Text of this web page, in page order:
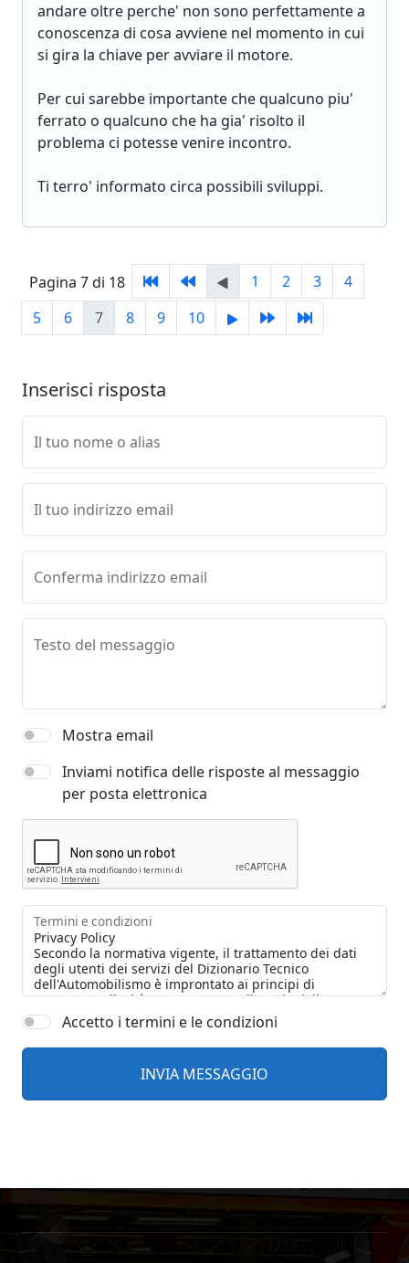
andare oltre perche' non sono perfettamente a
conoscenza di cosa avviene nel momento in cui
si gira la chiave per avviare il motore.
Per cui sarebbe importante che qualcuno piu'
ferrato o qualcuno che ha gia' risolto il
problema ci potesse venire incontro.
Ti terro' informato circa possibili sviluppi.
Pagina 7 di 18 1 2 3
4
5
6 7 8 9 10
Inserisci risposta
Il tuo nome o alias
Il tuo indirizzo email
Conferma indirizzo email
Testo del messaggio
Mostra email
Inviami notifica delle risposte al messaggio
per posta elettronica
Termini e condizioni
Accetto i termini e le condizioni